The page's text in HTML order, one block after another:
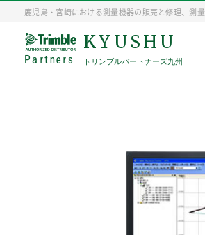
鹿児島・宮崎における測量機器の販売と修理、測
Partners
KYUSHU
トリンブルパートナーズ九州